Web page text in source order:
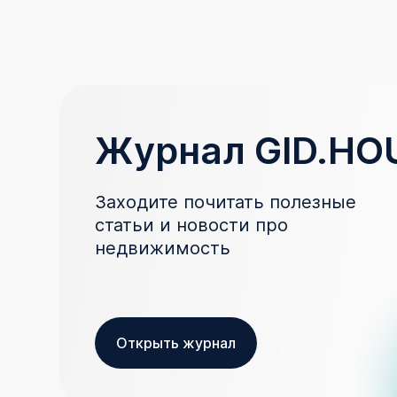
Журнал
Заходите почитать полезные
статьи и новости про
недвижимость
Открыть журнал